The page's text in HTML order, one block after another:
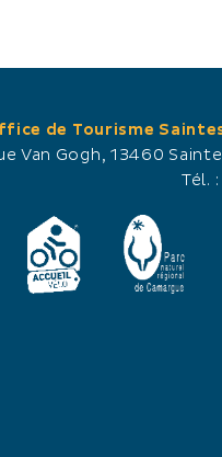
de Tourisme
Van Gogh, 13460
Tél. :